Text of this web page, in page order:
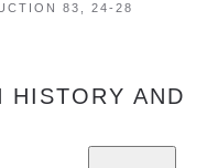
83, 24-28
AND